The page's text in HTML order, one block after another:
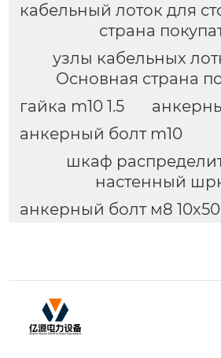
кабельный лоток для
страна
узлы кабельных
Основная страна
гайка m10 1.5
анкерный болт m10
шкаф
настенный
анкерный болт м8 10х50